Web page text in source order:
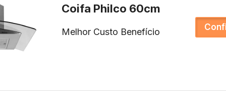
Coifa Philco 60cm
Melhor Custo Benefício